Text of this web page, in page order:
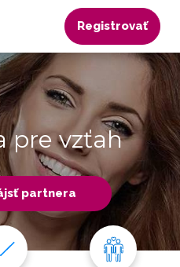
Registrovať
pre vzťah
partnera